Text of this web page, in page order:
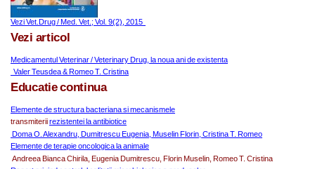
Vezi Vet.Drug / Med. Vet.; Vol. 9(2), 2015
Vezi articol
Medicamentul Veterinar / Veterinary Drug, la noua ani de existenta
Valer Teusdea & Romeo T. Cristina
Educatie continua
Elemente de structura bacteriana si mecanismele
transmiterii rezistentei la antibiotice
Doma O. Alexandru, Dumitrescu Eugenia, Muselin Florin, Cristina T. Romeo
Elemente de terapie oncologica la animale
Andreea Bianca Chirila, Eugenia Dumitrescu, Florin Muselin, Romeo T. Cristina